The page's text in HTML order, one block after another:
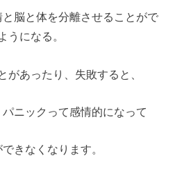
脳と体を分離させることがで
うになる。
があったり、失敗すると、
ニックって感情的になって
きなくなります。